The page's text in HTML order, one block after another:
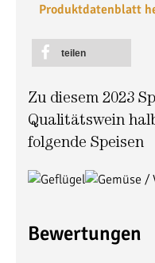
Produktdatenblatt
teilen
Zu diesem 2023
Qualitätswein
folgende Speisen
Bewertungen